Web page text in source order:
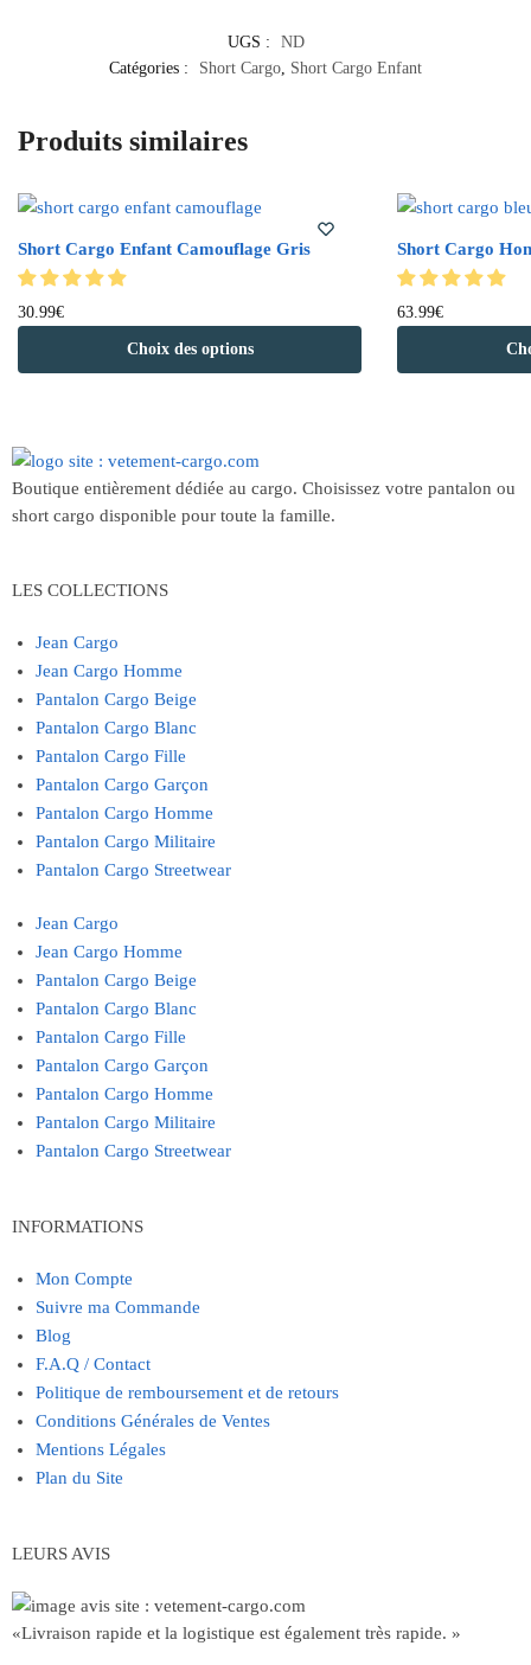
UGS :
ND
Catégories :
Short Cargo, Short Cargo Enfant
Produits similaires
Short Cargo Enfant Camouflage Gris
30.99€
Choix des options
Short Cargo
63.99€
Boutique entièrement dédiée au cargo. Choisissez votre pantalon ou
short cargo disponible pour toute la famille.
LES COLLECTIONS
Jean Cargo
Jean Cargo Homme
Pantalon Cargo Beige
Pantalon Cargo Blanc
Pantalon Cargo Fille
Pantalon Cargo Garçon
Pantalon Cargo Homme
Pantalon Cargo Militaire
Pantalon Cargo Streetwear
Jean Cargo
Jean Cargo Homme
Pantalon Cargo Beige
Pantalon Cargo Blanc
Pantalon Cargo Fille
Pantalon Cargo Garçon
Pantalon Cargo Homme
Pantalon Cargo Militaire
Pantalon Cargo Streetwear
INFORMATIONS
Mon Compte
Suivre ma Commande
Blog
F.A.Q / Contact
Politique de remboursement et de retours
Conditions Générales de Ventes
Mentions Légales
Plan du Site
LEURS AVIS
«Livraison rapide et la logistique est également très rapide. »